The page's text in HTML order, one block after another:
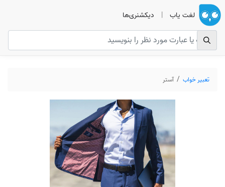
لغت یاب | دیکشنری‌ها
تعبیر خواب آستر